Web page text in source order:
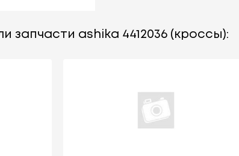
запчасти ashika 4412036 (кроссы):